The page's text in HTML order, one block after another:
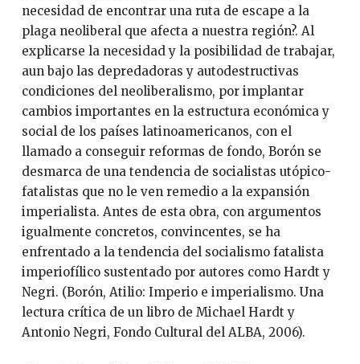
necesidad de encontrar una ruta de escape a la
plaga neoliberal que afecta a nuestra región?. Al
explicarse la necesidad y la posibilidad de trabajar,
aun bajo las depredadoras y autodestructivas
condiciones del neoliberalismo, por implantar
cambios importantes en la estructura económica y
social de los países latinoamericanos, con el
llamado a conseguir reformas de fondo, Borón se
desmarca de una tendencia de socialistas utópico-
fatalistas que no le ven remedio a la expansión
imperialista. Antes de esta obra, con argumentos
igualmente concretos, convincentes, se ha
enfrentado a la tendencia del socialismo fatalista
imperiofílico sustentado por autores como Hardt y
Negri. (Borón, Atilio: Imperio e imperialismo. Una
lectura crítica de un libro de Michael Hardt y
Antonio Negri, Fondo Cultural del ALBA, 2006).